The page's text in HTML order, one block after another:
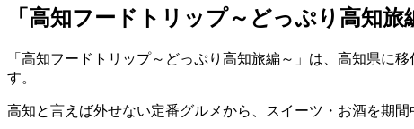
「高知フードトリップ～どっぷり高知旅
「高知フードトリップ～どっぷり高知旅編～」は、高知県に
す。
高知と言えば外せない定番グルメから、スイーツ・お酒を期間